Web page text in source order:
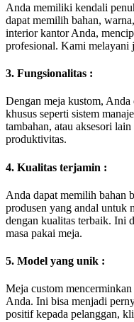
Anda memiliki kendali
dapat memilih bahan,
interior kantor Anda,
profesional. Kami melayani
3. Fungsionalitas :
Dengan meja kustom,
khusus seperti sistem
tambahan, atau aksesori
produktivitas.
4. Kualitas terjamin :
Anda dapat memilih bahan
produsen yang andal untuk
dengan kualitas terbaik. Ini
masa pakai meja.
5. Model yang unik :
Meja custom
Anda. Ini bisa menjadi
positif kepada pelanggan,